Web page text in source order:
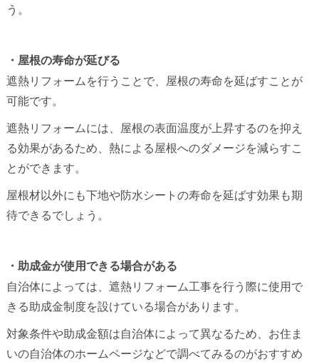
う。
・屋根の寿命が延びる
遮熱リフォームを行うことで、屋根の寿命を延ばすことが
可能です。
遮熱リフォームには、屋根の表面温度が上昇するのを抑え
る効果があるため、熱による屋根へのダメージを減らすこ
とができます。
屋根材以外にも下地や防水シートの寿命を延ばす効果も期
待できるでしょう。
・助成金が使用できる場合がある
自治体によっては、遮熱リフォーム工事を行う際に使用で
きる助成金制度を設けている場合があります。
対象条件や助成金額は自治体によって異なるため、お住ま
いの自治体のホームページなどで調べてみるのがおすすめ